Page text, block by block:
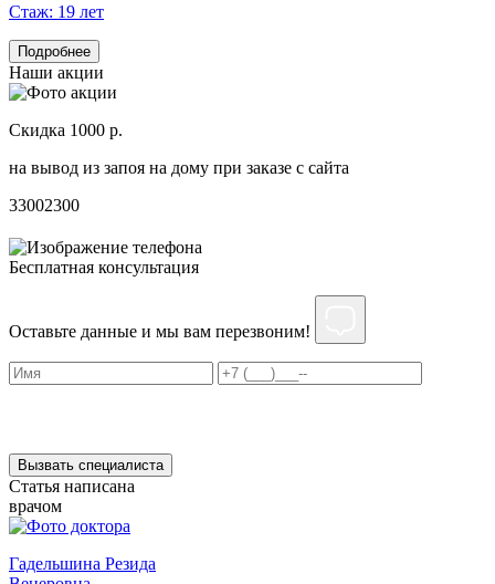
Стаж: 19 лет
Подробнее
Наши акции
Скидка 1000 р.
на вывод из запоя на дому при заказе с сайта
33002300
Бесплатная консультация
Оставьте данные и мы вам перезвоним!
Вызвать специалиста
Статья написана
врачом
Гадельшина Резида